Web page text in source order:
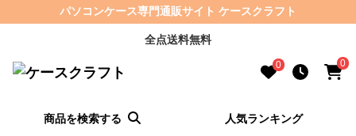
パソコンケース専門通販サイト ケースクラフト
全点送料無料
0 0
商品を検索する 人気ランキング